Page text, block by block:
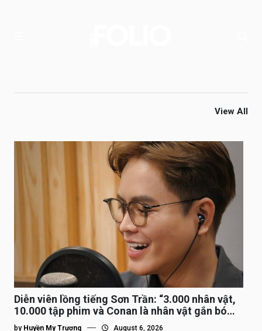
View All
Diễn viên lồng tiếng Sơn Trần: “3.000 nhân vật,
10.000 tập phim và Conan là nhân vật gắn bó
lâu nhất”
by Huyền My Trương August 6, 2026